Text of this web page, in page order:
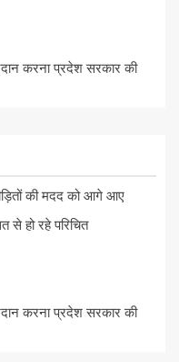
करना प्रदेश सरकार की
की मदद को आगे आए
से हो रहे परिचित
करना प्रदेश सरकार की